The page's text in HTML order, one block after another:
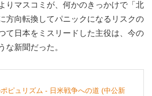
りマスコミが、何かのきっかけで「北
方向転換してパニックになるリスクの
て日本をミスリードした主役は、今の
な新聞だった。
ピュリズム - 日米戦争への道 (中公新